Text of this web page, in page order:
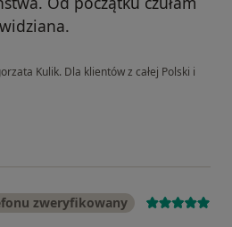
Kulik. Dla klientów z całej Polski i
zweryfikowany